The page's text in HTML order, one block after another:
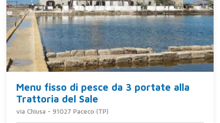
Menu fisso di pesce da 3 portate alla
Trattoria del Sale
via Chiusa - 91027 Paceco (TP)